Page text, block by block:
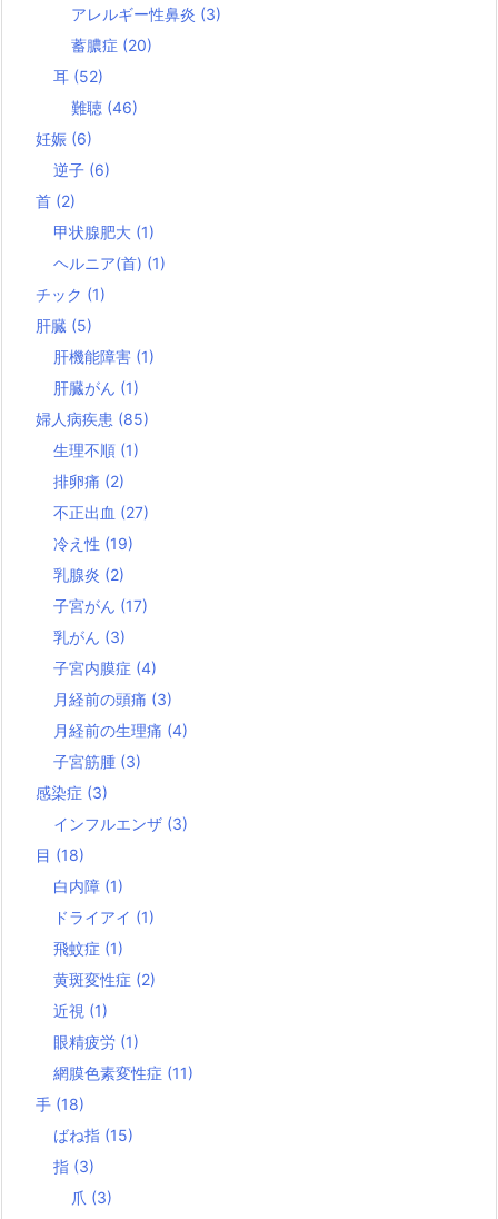
アレルギー性鼻炎 (3)
蓄膿症 (20)
耳 (52)
難聴 (46)
妊娠 (6)
逆子 (6)
首 (2)
甲状腺肥大 (1)
ヘルニア(首) (1)
チック (1)
肝臓 (5)
肝機能障害 (1)
肝臓がん (1)
婦人病疾患 (85)
生理不順 (1)
排卵痛 (2)
不正出血 (27)
冷え性 (19)
乳腺炎 (2)
子宮がん (17)
乳がん (3)
子宮内膜症 (4)
月経前の頭痛 (3)
月経前の生理痛 (4)
子宮筋腫 (3)
感染症 (3)
インフルエンザ (3)
目 (18)
白内障 (1)
ドライアイ (1)
飛蚊症 (1)
黄斑変性症 (2)
近視 (1)
眼精疲労 (1)
網膜色素変性症 (11)
手 (18)
ばね指 (15)
指 (3)
爪 (3)